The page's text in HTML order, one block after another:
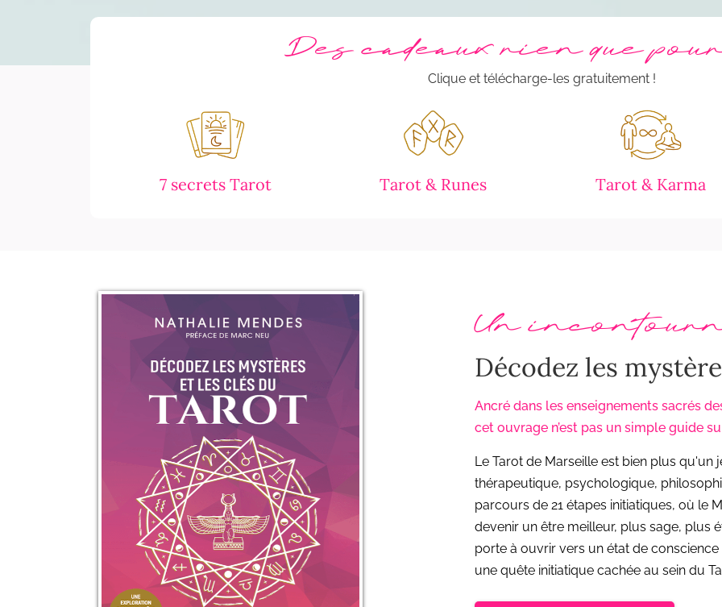
Des cadeaux rien que
Clique et télécharge-les gratuitement !
7 secrets Tarot Tarot & Runes Tarot & Karma
Un
Décodez les
Ancré dans les enseignements sacrés
cet ouvrage n’est pas un simple guide
Le Tarot de Marseille est bien plus qu'un
thérapeutique, psychologique,
parcours de 21 étapes initiatiques, où le
devenir un être meilleur, plus sage, plus
porte à ouvrir vers un état de
une quête initiatique cachée au sein du